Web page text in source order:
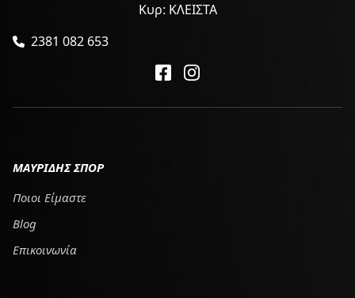
Κυρ: ΚΛΕΙΣΤΑ
2381 082 653
ΜΑΥΡΙΔΗΣ ΣΠΟΡ
Ποιοι Είμαστε
Blog
Επικοινωνία